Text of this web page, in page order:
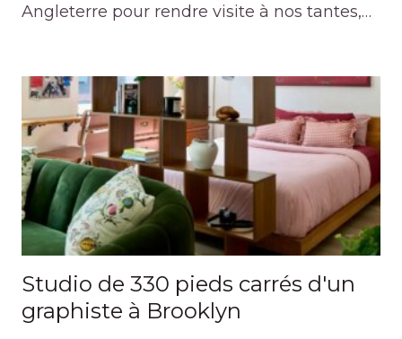
Angleterre pour rendre visite à nos tantes,…
Studio de 330 pieds carrés d'un
graphiste à Brooklyn